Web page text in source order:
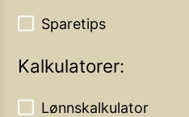
Sparetips
Kalkulatorer:
Lønnskalkulator